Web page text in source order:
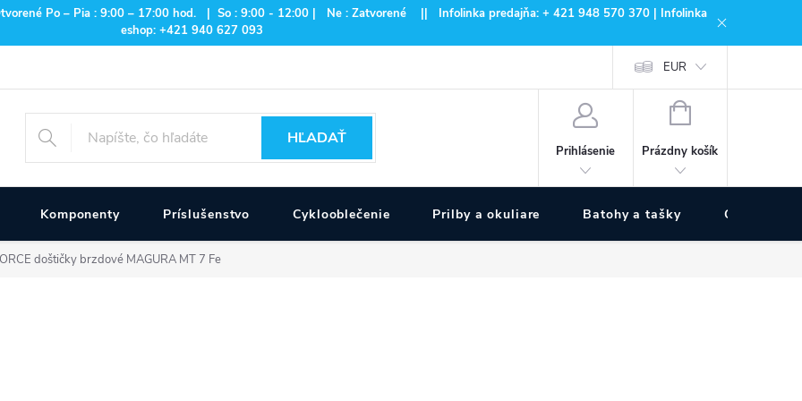
Po – Pia : 9:00 – 17:00 hod. | So : 9:00 - 12:00 | Ne : Zatvorené || Infolinka predajňa: + 421 948 570 370 | Infolinka
eshop: +421 940 627 093
EUR
HĽADAŤ
Prihlásenie
NÁKUPNÝ
Prázdny košík
Komponenty Príslušenstvo Cyklooblečenie Prilby a okuliare Batohy a tašky Outdoor
doštičky brzdové MAGURA MT 7 Fe